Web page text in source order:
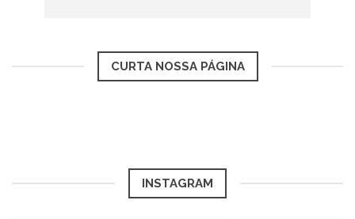
CURTA NOSSA PÁGINA
INSTAGRAM